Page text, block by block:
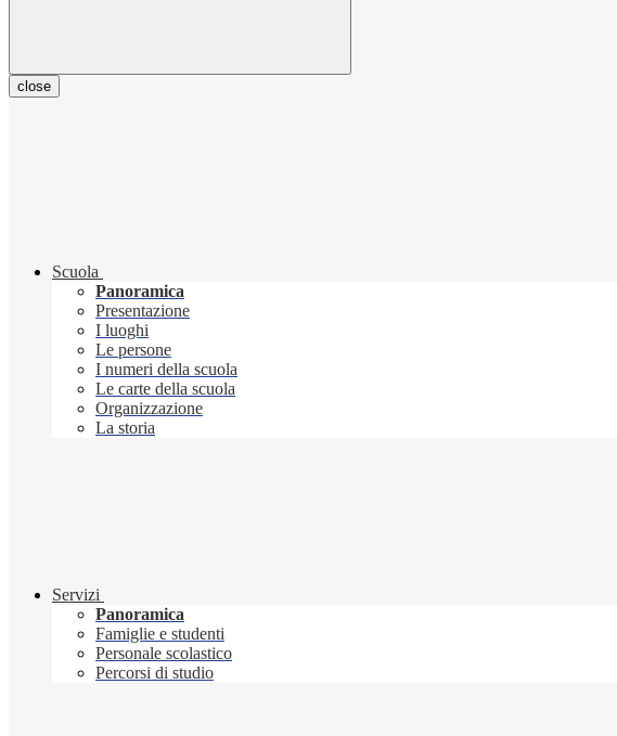
close
Scuola
Panoramica
Presentazione
I luoghi
Le persone
I numeri della scuola
Le carte della scuola
Organizzazione
La storia
Servizi
Panoramica
Famiglie e studenti
Personale scolastico
Percorsi di studio